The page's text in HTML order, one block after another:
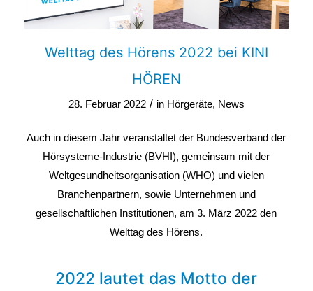
Welttag des Hörens 2022 bei KINI
HÖREN
28. Februar 2022 / in Hörgeräte, News
Auch in diesem Jahr veranstaltet der Bundesverband der
Hörsysteme-Industrie (BVHI), gemeinsam mit der
Weltgesundheitsorganisation (WHO) und vielen
Branchenpartnern, sowie Unternehmen und
gesellschaftlichen Institutionen, am 3. März 2022 den
Welttag des Hörens.
2022 lautet das Motto der